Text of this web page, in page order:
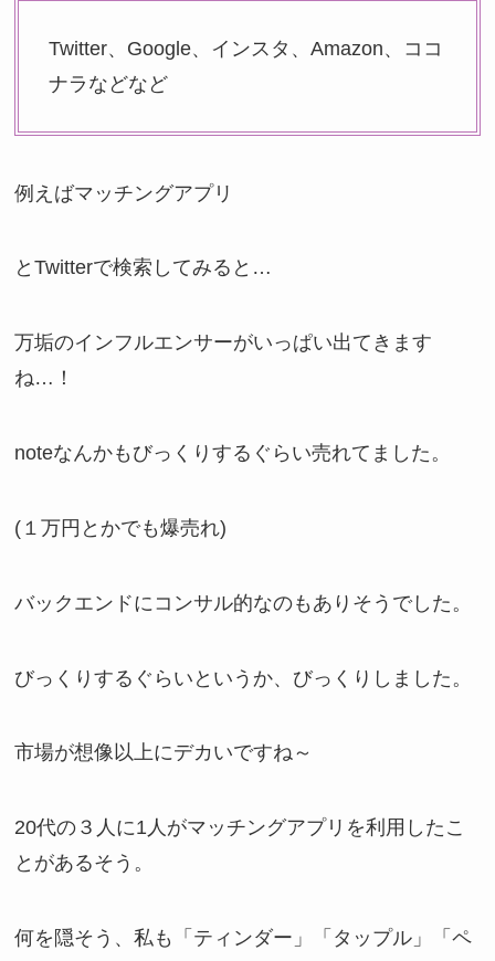
Twitter、Google、インスタ、Amazon、ココ
ナラなどなど
例えばマッチングアプリ
とTwitterで検索してみると…
万垢のインフルエンサーがいっぱい出てきます
ね…！
noteなんかもびっくりするぐらい売れてました。
(１万円とかでも爆売れ)
バックエンドにコンサル的なのもありそうでした。
びっくりするぐらいというか、びっくりしました。
市場が想像以上にデカいですね～
20代の３人に1人がマッチングアプリを利用したこ
とがあるそう。
何を隠そう、私も「ティンダー」「タップル」「ペ